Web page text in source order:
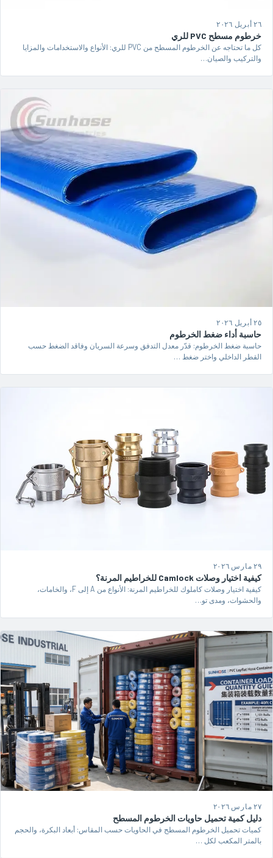
٢٦ أبريل ٢٠٢٦
خرطوم مسطح PVC للري
كل ما تحتاجه عن الخرطوم المسطح من PVC للري: الأنواع والاستخدامات والمزايا
والتركيب والصيان…
٢٥ أبريل ٢٠٢٦
حاسبة أداء ضغط الخرطوم
حاسبة ضغط الخرطوم: قدّر معدل التدفق وسرعة السريان وفاقد الضغط حسب
القطر الداخلي واختر ضغط …
٢٩ مارس ٢٠٢٦
كيفية اختيار وصلات Camlock للخراطيم المرنة؟
كيفية اختيار وصلات كاملوك للخراطيم المرنة: الأنواع من A إلى F، والخامات،
والحشوات، ومدى تو…
٢٧ مارس ٢٠٢٦
دليل كمية تحميل حاويات الخرطوم المسطح
كميات تحميل الخرطوم المسطح في الحاويات حسب المقاس: أبعاد البكرة، والحجم
بالمتر المكعب لكل …